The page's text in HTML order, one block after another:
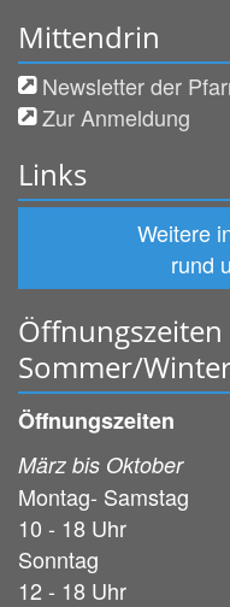
Mittendrin
Newsletter der
Zur Anmeldung
Links
Weitere
rund
Sommer/
Öffnungszeiten
März bis Oktober
Montag- Samstag
10 - 18 Uhr
Sonntag
12 - 18 Uhr